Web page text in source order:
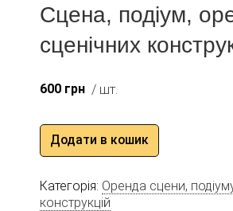
Сцена, подіум,
сценічних
600 грн / шт.
Додати в кошик
Категорія: Оренда сцени,
конструкцій